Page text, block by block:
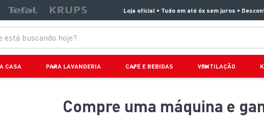
Loja oficial • Tudo em até 6x sem juros •
buscando hoje?
CASA PARA LAVANDERIA CAFÉ E BEBIDAS VENTILAÇÃO
Compre uma máquina e
3 º
air fryer arno easy fry extra superfície